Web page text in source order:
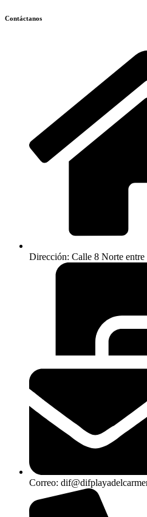
Contáctanos
Dirección: Calle 8 Norte
Correo: